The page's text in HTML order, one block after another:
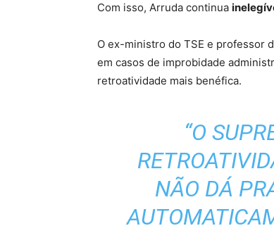
Com isso, Arruda continua
O ex-ministro do TSE e professor
em casos de improbidade
retroatividade mais benéfica.
“O
NÃO DÁ